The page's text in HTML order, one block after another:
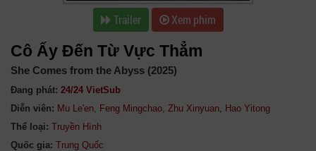
Trailer Xem phim
Cô Ấy Đến Từ Vực Thẳm
She Comes from the Abyss‎‎ (2025)
Đang phát: 24/24 VietSub
Diễn viên: Mu Le'en, Feng Mingchao, Zhu Xinyuan, Hao Yitong
Thể loại: Truyền Hình
Quốc gia: Trung Quốc